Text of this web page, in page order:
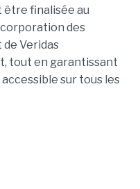
être finalisée au
des
Veridas
tout en garantissant
sur tous les